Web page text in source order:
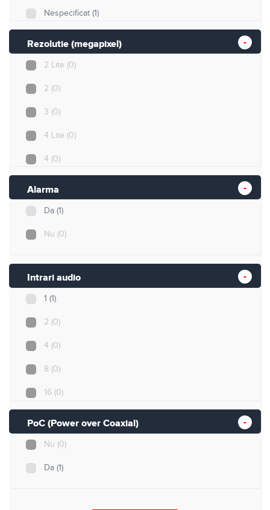
Nespecificat (1)
Rezolutie (megapixel)
2 Lite (0)
2 (0)
3 (0)
4 Lite (0)
4 (0)
5 Lite
8 (0)
Alarma
Da (1)
Nu (0)
Intrari audio
1 (1)
2 (0)
4 (0)
8 (0)
16 (0)
PoC (Power over Coaxial)
Nu (0)
Da (1)